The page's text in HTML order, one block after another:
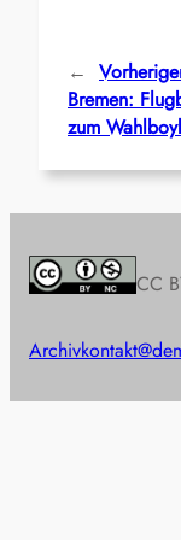
←
Bremen:
zum
CC
Archiv